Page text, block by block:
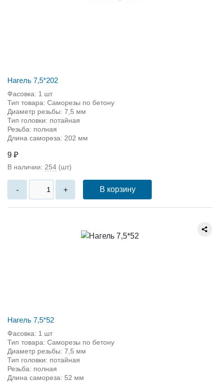
Нагель 7,5*202
Фасовка: 1 шт
Тип товара: Саморезы по бетону
Диаметр резьбы: 7,5 мм
Тип головки: потайная
Резьба: полная
Длина самореза: 202 мм
9 ₽
В наличии: 254 (шт)
- + В корзину
Нагель 7,5*52
Фасовка: 1 шт
Тип товара: Саморезы по бетону
Диаметр резьбы: 7,5 мм
Тип головки: потайная
Резьба: полная
Длина самореза: 52 мм